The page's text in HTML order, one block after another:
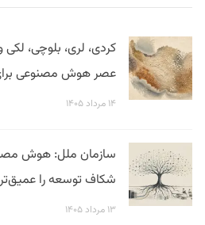
کردی، لری، بلوچی، لکی
عصر هوش مصنوعی برای
۱۴ مرداد ۱۴۰۵
سازمان ملل: هوش
شکاف توسعه را
۱۳ مرداد ۱۴۰۵